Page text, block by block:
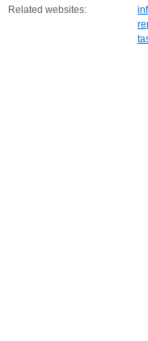
Related websites: